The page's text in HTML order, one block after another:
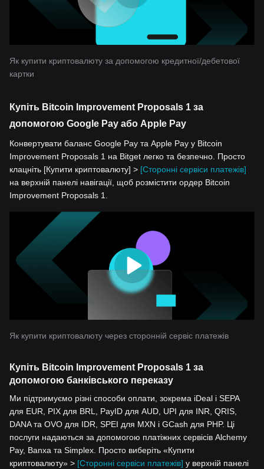
Як купити криптовалюту за допомогою кредитної/дебетової
картки
Купіть Bitcoin Improvement Proposals 1 за
допомогою Google Pay або Apple Pay
Конвертувати баланс Google Pay та Apple Pay у Bitcoin
Improvement Proposals 1 на Bitget легко та безпечно. Просто
клацніть [Купити криптовалюту] > [Сторонні сервіси платежів]
на верхній панелі навігації, щоб розмістити ордер Bitcoin
Improvement Proposals 1.
Як купити криптовалюту через сторонній сервіс платежів
Купіть Bitcoin Improvement Proposals 1 за
допомогою банківського переказу
Ми підтримуємо різні способи оплати, зокрема iDeal і SEPA
для EUR, PIX для BRL, PayID для AUD, UPI для INR, QRIS,
DANA та OVO для IDR, SPEI для MXN і GCash для PHP. Ці
послуги надаються за допомогою платіжних сервісів Alchemy
Pay, Banxa та Simplex. Просто виберіть «Купити
криптовалюту» > [Сторонні сервіси платежів] у верхній панелі